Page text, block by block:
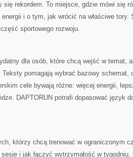
się rekordem. To miejsce, gdzie mówi się
i o tym, jak wrócić na właściwe tory.
sportowego rozwoju.
dla osób, które chcą wejść w temat,
Teksty pomagają wybrać bazowy schemat,
cele bywają różne: więcej energii,
DAPTORUN potrafi dopasować język
którzy chcą trenować w ograniczonym
sesje i jak łączyć wytrzymałość w